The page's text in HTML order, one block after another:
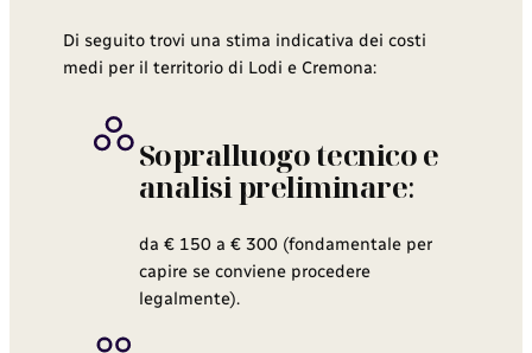
Di seguito trovi una stima indicativa dei costi
medi per il territorio di Lodi e Cremona:
Sopralluogo tecnico e
analisi preliminare:
da € 150 a € 300 (fondamentale per
capire se conviene procedere
legalmente).